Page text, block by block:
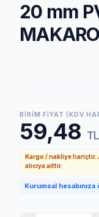
20 mm
BIRIM FIYAT (KDV
59,48 TL
Kargo / nakliye hariçtir.
alıcıya aittir.
Kurumsal